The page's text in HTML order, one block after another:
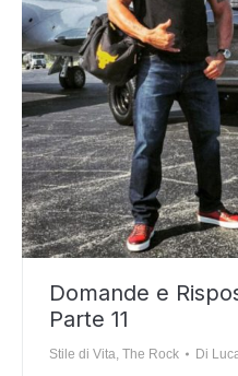
Domande e
Parte 11
Stile di Vita, The Rock Di